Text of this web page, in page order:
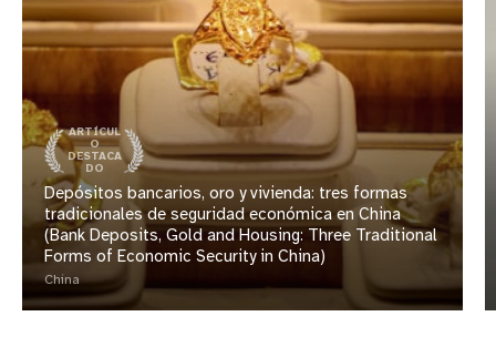
ARTÍCUL
O
DESTACA
DO
Depósitos bancarios, oro y vivienda: tres formas
tradicionales de seguridad económica en China
(Bank Deposits, Gold and Housing: Three Traditional
Forms of Economic Security in China)
China